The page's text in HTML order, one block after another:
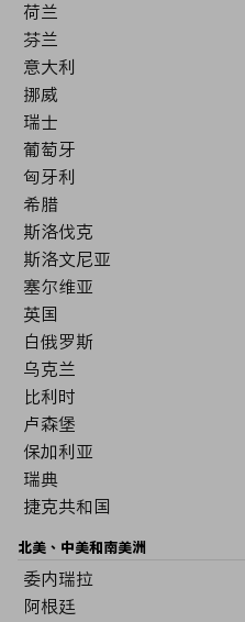
荷兰
芬兰
意大利
挪威
瑞士
葡萄牙
匈牙利
希腊
斯洛伐克
斯洛文尼亚
塞尔维亚
英国
白俄罗斯
乌克兰
比利时
卢森堡
保加利亚
瑞典
捷克共和国
北美、中美和南美洲
委内瑞拉
阿根廷